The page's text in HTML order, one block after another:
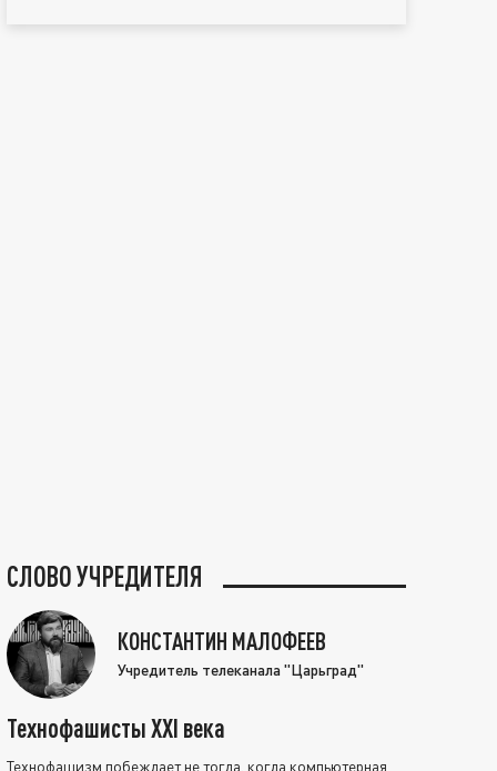
СЛОВО УЧРЕДИТЕЛЯ
КОНСТАНТИН МАЛОФЕЕВ
Учредитель телеканала "Царьград"
Технофашисты XXI века
Технофашизм побеждает не тогда, когда компьютерная